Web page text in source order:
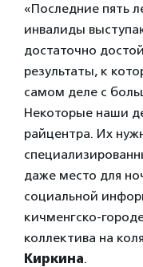
«Последние пять
инвалиды
достаточно
результаты, к
самом деле с
Некоторые наши
райцентра. Их
даже место для
социальной
кичменгско-
коллектива на
Киркина.